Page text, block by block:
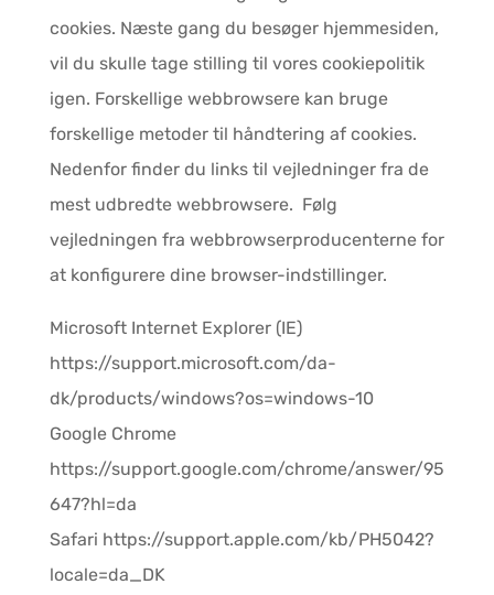
cookies. Næste gang du besøger hjemmesiden,
vil du skulle tage stilling til vores cookiepolitik
igen. Forskellige webbrowsere kan bruge
forskellige metoder til håndtering af cookies.
Nedenfor finder du links til vejledninger fra de
mest udbredte webbrowsere. Følg
vejledningen fra webbrowserproducenterne for
at konfigurere dine browser-indstillinger.
Microsoft Internet Explorer (IE)
https://support.microsoft.com/da-
dk/products/windows?os=windows-10
Google Chrome
https://support.google.com/chrome/answer/95
647?hl=da
Safari https://support.apple.com/kb/PH5042?
locale=da_DK